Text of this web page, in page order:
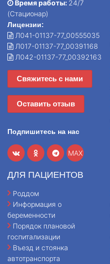
Время работы: 24/7
(Стационар)
Лицензии:
Л041-01137-77_00555035
Л017-01137-77_00391168
Л042-01137-77_00392163
Свяжитесь с нами
Оставить отзыв
Подпишитесь на нас
MAX
ДЛЯ ПАЦИЕНТОВ
Роддом
Информация о
беременности
Порядок плановой
госпитализации
Въезд и стоянка
автотранспорта